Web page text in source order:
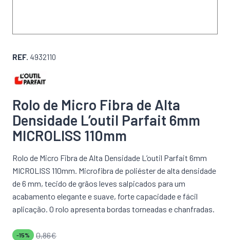
Rolo de Micro Fibra de Alta
Densidade L’outil Parfait 6mm
MICROLISS 110mm
-15% 0,86€
Rolo de Micro Fibra de Alta Densidade L’outil Parfait 6mm
MICROLISS 110mm. Microfibra de poliéster de alta densidade
de 6 mm, tecido de grãos leves salpicados para um
acabamento elegante e suave, forte capacidade e fácil
aplicação. O rolo apresenta bordas torneadas e chanfradas.
REF. 4932110